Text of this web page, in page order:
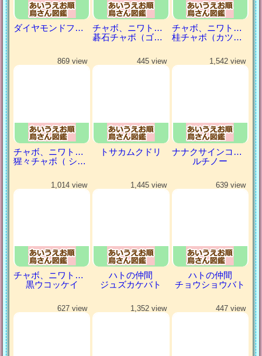
ダイヤモンドフィンチ
チャボ、ニワトリの仲間
碁石チャボ（ゴイシチャボ）
チャボ、ニワトリの仲間
桂チャボ（カツラチャボ）
869 view
チャボ、ニワトリの仲間
猩々チャボ（ ショウジョウチャボ）
445 view
トサカムクドリ
1,542 view
ナナクサインコ（七草インコ）
ルチノー
1,014 view
チャボ、ニワトリの仲間
黒ウコッケイ
1,445 view
ハトの仲間
ジュズカケバト
639 view
ハトの仲間
チョウショウバト
627 view 1,352 view 447 view